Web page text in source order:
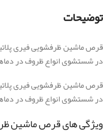
توضیحات
در شستشوی انواع ظروف در
در شستشوی انواع ظروف در
ویژگی های قرص ماشین